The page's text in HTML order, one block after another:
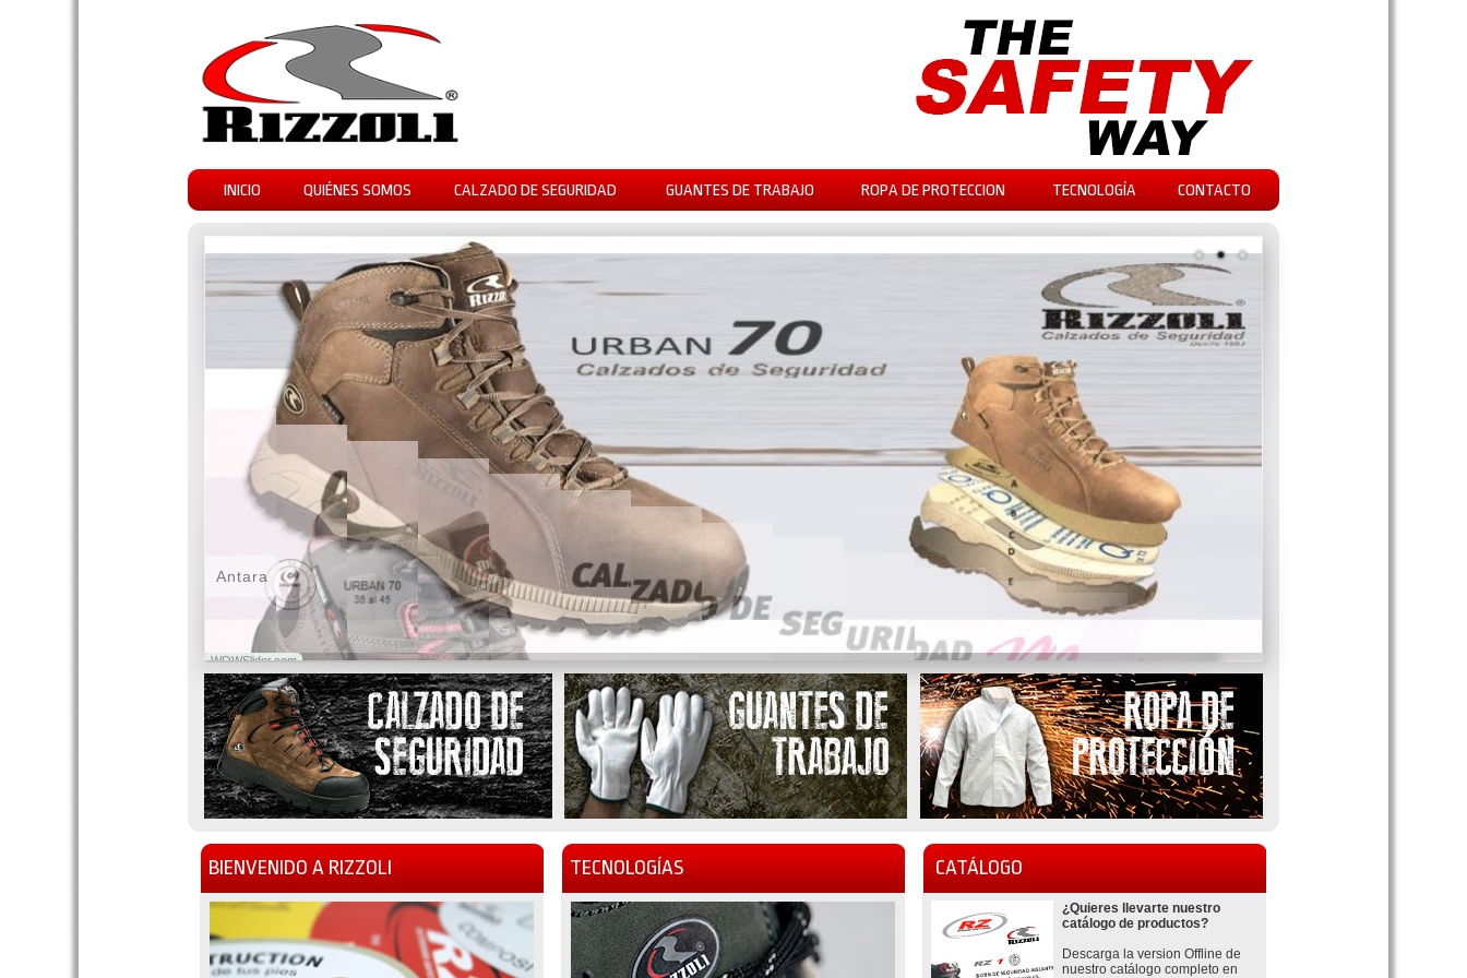
INICIO QUIÉNES SOMOS CALZADO DE SEGURIDAD GUANTES DE TRABAJO ROPA DE PROTECCION TECNOLOGÍA CONTACTO
WOWSlider.com
Antara
BIENVENIDO A RIZZOLI TECNOLOGÍAS CATÁLOGO
¿Quieres llevarte nuestro
catálogo de productos?
Descarga la version Offline de
nuestro catálogo completo en